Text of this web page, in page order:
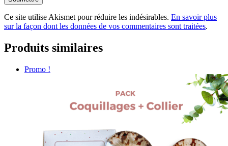
Ce site utilise Akismet pour réduire les indésirables. En savoir plus
sur la façon dont les données de vos commentaires sont traitées.
Produits similaires
Promo !